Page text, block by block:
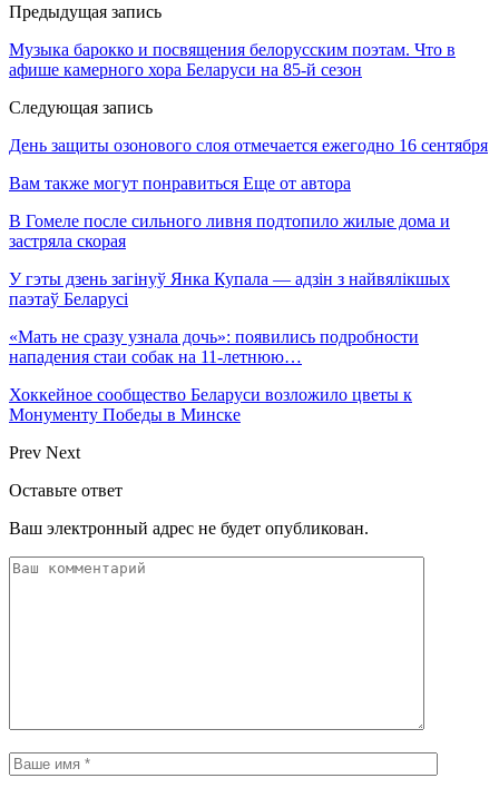
Предыдущая запись
Музыка барокко и посвящения белорусским поэтам. Что в
афише камерного хора Беларуси на 85-й сезон
Следующая запись
День защиты озонового слоя отмечается ежегодно 16 сентября
Вам также могут понравиться Еще от автора
В Гомеле после сильного ливня подтопило жилые дома и
застряла скорая
У гэты дзень загінуў Янка Купала — адзін з найвялікшых
паэтаў Беларусі
«Мать не сразу узнала дочь»: появились подробности
нападения стаи собак на 11-летнюю…
Хоккейное сообщество Беларуси возложило цветы к
Монументу Победы в Минске
Prev Next
Оставьте ответ
Ваш электронный адрес не будет опубликован.